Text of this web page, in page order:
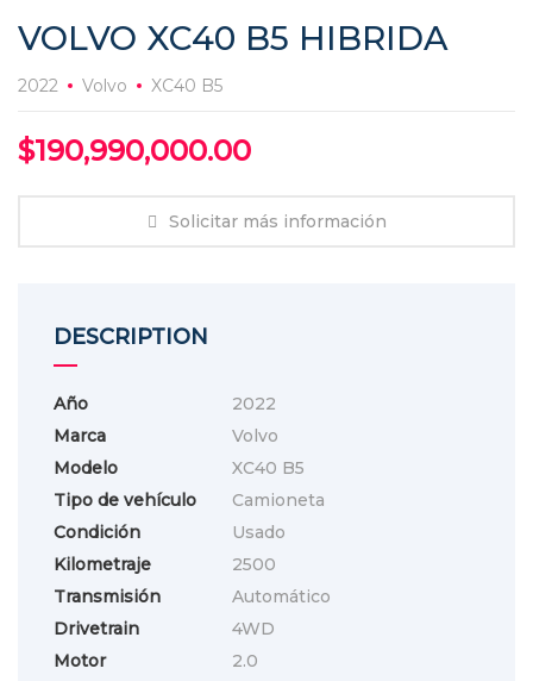
VOLVO XC40 B5 HIBRIDA
2022 Volvo XC40 B5
$190,990,000.00
Solicitar más información
DESCRIPTION
Año
2022
Marca
Volvo
Modelo
XC40 B5
Tipo de vehículo
Camioneta
Condición
Usado
Kilometraje
2500
Transmisión
Automático
Drivetrain
4WD
Motor
2.0